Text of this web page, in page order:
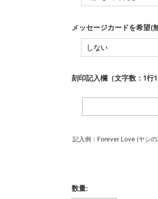
メッセージカードを希望(
刻印記入欄（文字数：1行
記入例：Forever Love (ヤシの
数量: